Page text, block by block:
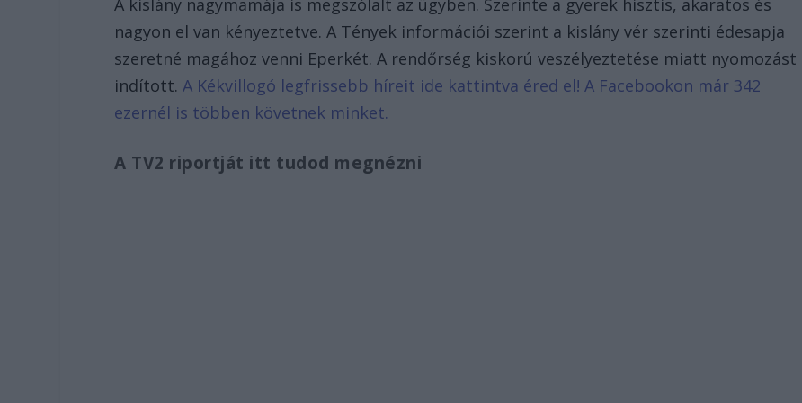
A kislány nagymamája is megszólalt az ügyben. Szerinte a gyerek hisztis, akaratos és
nagyon el van kényeztetve. A Tények információi szerint a kislány vér szerinti édesapja
szeretné magához venni Eperkét. A rendőrség kiskorú veszélyeztetése miatt nyomozást
indított.A Kékvillogó legfrissebb híreit ide kattintva éred el! A Facebookon már 342
ezernél is többen követnek minket.
A TV2 riportját itt tudod megnézni